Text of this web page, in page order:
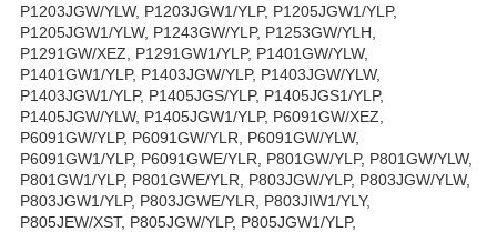
P1203JGW/YLW, P1203JGW1/YLP, P1205JGW1/YLP,
P1205JGW1/YLW, P1243GW/YLP, P1253GW/YLH,
P1291GW/XEZ, P1291GW1/YLP, P1401GW/YLW,
P1401GW1/YLP, P1403JGW/YLP, P1403JGW/YLW,
P1403JGW1/YLP, P1405JGS/YLP, P1405JGS1/YLP,
P1405JGW/YLW, P1405JGW1/YLP, P6091GW/XEZ,
P6091GW/YLP, P6091GW/YLR, P6091GW/YLW,
P6091GW1/YLP, P6091GWE/YLR, P801GW/YLP, P801GW/YLW,
P801GW1/YLP, P801GWE/YLR, P803JGW/YLP, P803JGW/YLW,
P803JGW1/YLP, P803JGWE/YLR, P803JIW1/YLY,
P805JEW/XST, P805JGW/YLP, P805JGW1/YLP,